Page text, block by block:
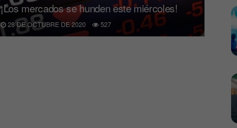
¡Los mercados se hunden este miércoles!
28 DE OCTUBRE DE 2020 527